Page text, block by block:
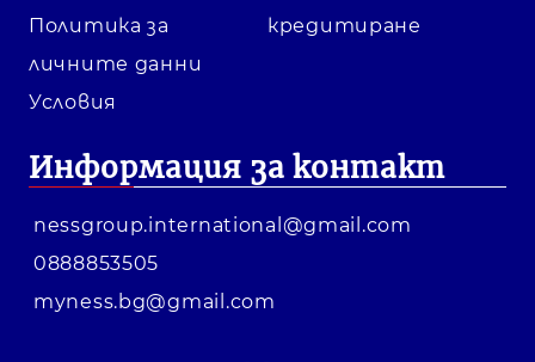
Политика за
личните данни
Условия
кредитиране
Информация за контакт
nessgroup.international@gmail.com
0888853505
myness.bg@gmail.com